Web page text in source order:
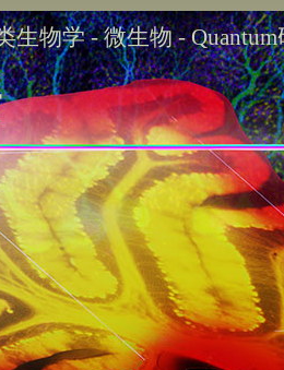
生物学 - 微生物 -